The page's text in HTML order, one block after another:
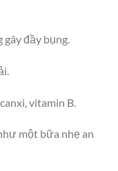
đầy bụng.
vitamin B.
một bữa nhẹ an